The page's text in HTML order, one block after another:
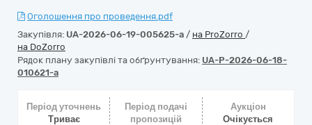
Оголошення про проведення.pdf
Закупівля: UA-2026-06-19-005625-a / на ProZorro /
на DoZorro
Рядок плану закупівлі та обґрунтування: UA-P-2026-06-18-
010621-a
Період уточнень
Триває
Період подачі
пропозицій
Аукціон
Очікується